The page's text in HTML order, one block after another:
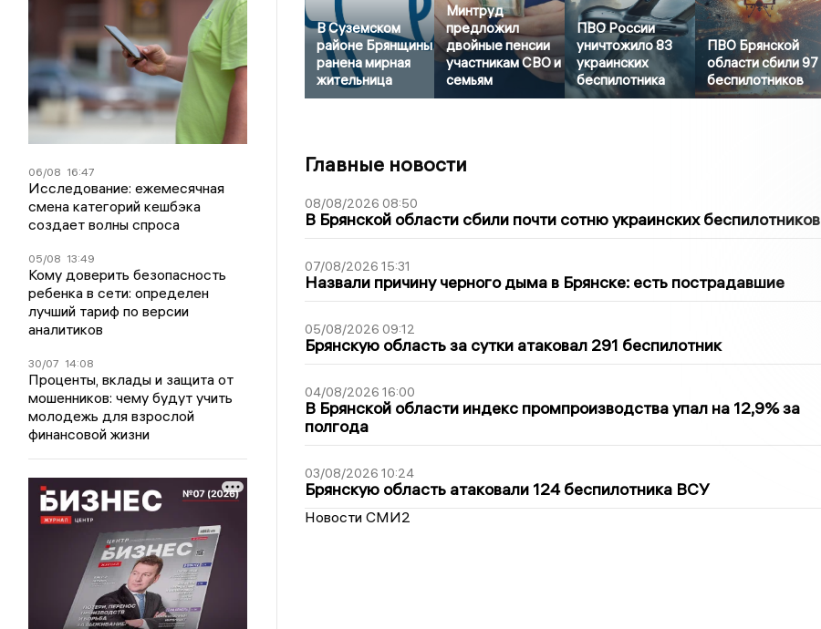
06/08 16:47
Исследование: ежемесячная
смена категорий кешбэка
создает волны спроса
05/08 13:49
Кому доверить безопасность
ребенка в сети: определен
лучший тариф по версии
аналитиков
30/07 14:08
Проценты, вклады и защита от
мошенников: чему будут учить
молодежь для взрослой
финансовой жизни
В Суземском
районе Брянщины
ранена мирная
жительница
Минтруд
предложил
двойные пенсии
участникам СВО и
семьям
ПВО России
уничтожило 83
украинских
беспилотника
ПВО Брянской
области сбили 97
беспилотников
Главные новости
08/08/2026 08:50
В Брянской области сбили почти сотню украинских беспилотников
07/08/2026 15:31
Назвали причину черного дыма в Брянске: есть пострадавшие
05/08/2026 09:12
Брянскую область за сутки атаковал 291 беспилотник
04/08/2026 16:00
В Брянской области индекс промпроизводства упал на 12,9% за
полгода
03/08/2026 10:24
Брянскую область атаковали 124 беспилотника ВСУ
Новости СМИ2